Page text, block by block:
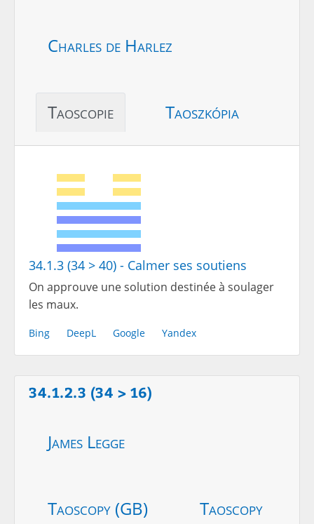
Charles de Harlez
Taoscopie Taoszkópia
34.1.3 (34 > 40) - Calmer ses soutiens
On approuve une solution destinée à soulager
les maux.
Bing DeepL Google Yandex
34.1.2.3 (34 > 16)
James Legge
Taoscopy (GB) Taoscopy